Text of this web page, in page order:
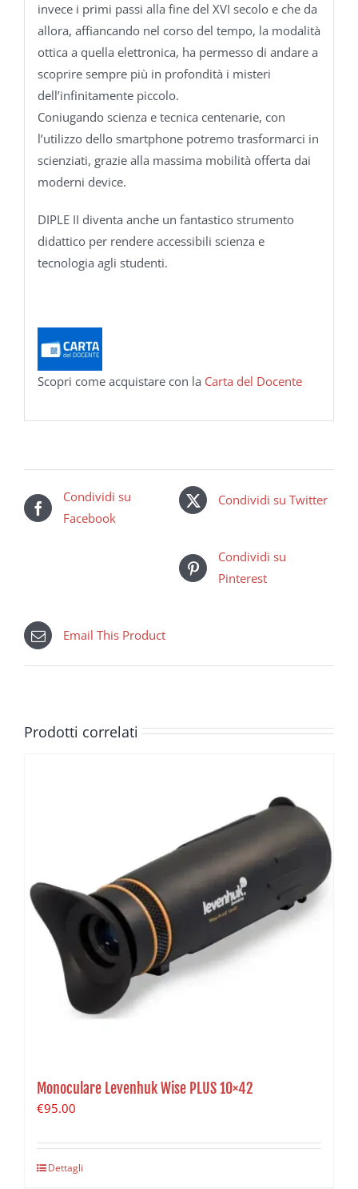
invece i primi passi alla fine del XVI secolo e che da
allora, affiancando nel corso del tempo, la modalità
ottica a quella elettronica, ha permesso di andare a
scoprire sempre più in profondità i misteri
dell’infinitamente piccolo.
Coniugando scienza e tecnica centenarie, con
l’utilizzo dello smartphone potremo trasformarci in
scienziati, grazie alla massima mobilità offerta dai
moderni device.
DIPLE II diventa anche un fantastico strumento
didattico per rendere accessibili scienza e
tecnologia agli studenti.
Scopri come acquistare con la Carta del Docente
Condividi su
Facebook
Condividi su Twitter
Condividi su
Pinterest
Email This Product
Prodotti correlati
Monoculare Levenhuk Wise PLUS 10×42
€95.00
Dettagli